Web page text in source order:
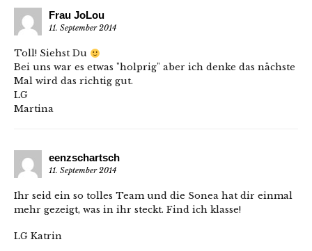
Frau JoLou
11. September 2014
Toll! Siehst Du
Bei uns war es etwas "holprig" aber ich denke das nächste
Mal wird das richtig gut.
LG
Martina
eenzschartsch
11. September 2014
Ihr seid ein so tolles Team und die Sonea hat dir einmal
mehr gezeigt, was in ihr steckt. Find ich klasse!
LG Katrin